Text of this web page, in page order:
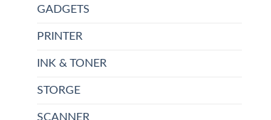
GADGETS
PRINTER
INK & TONER
STORGE
SCANNER